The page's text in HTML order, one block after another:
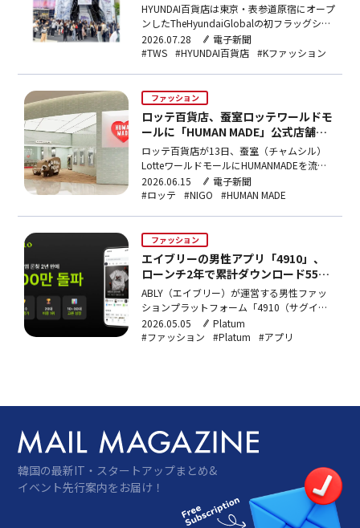
HYUNDAI百貨店は東京・表参道原宿にオープ
ンしたTheHyundaiGlobalの初フラッグシッ
プ店で、20〜30代来店客がオープン前比5倍
超に増加し、売り上げ目標を30%以上超過達
回を突破した。
2026.07.28
電子新聞
#TWS #HYUNDAI百貨店 #Kファッション
ファッション
ロッテ百貨店、蚕室ロッテワールドモ
ールに「HUMAN MADE」公式店舗オ
ープン…韓国流通業界で初展開
ロッテ百貨店が13日、蚕室（チャムシル）
LotteワールドモールにHUMANMADEを流通
業界初出店。オープン記念として蚕室限定の
タヌキアニマルコレクション9種と、アーテ
2026.06.15
電子新聞
#ロッテ
#NIGO #HUMAN MADE
ファッション
エイブリーの男性アプリ「4910」、
ローンチ2年で累計ダウンロード550
万件・会員数2倍に
ABLY（エイブリー）が運営する男性ファッ
ションプラットフォーム「4910（サグイル
ゴン）」が、2024年3月のリリースから2年
で累計アプリダウンロード数550万件を突破
2026.05.05
Platum
#ファッション
#Platum #アプリ
韓国の最新IT・スタートアップまとめ&
イベント先行案内をお届け！